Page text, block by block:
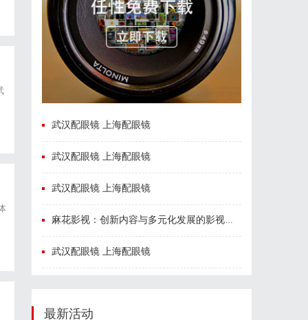
武汉配眼镜 上海配眼镜
武汉配眼镜 上海配眼镜
武汉配眼镜 上海配眼镜
麻花影视：创新内容与多元化发展的影视新势力
武汉配眼镜 上海配眼镜
最新活动